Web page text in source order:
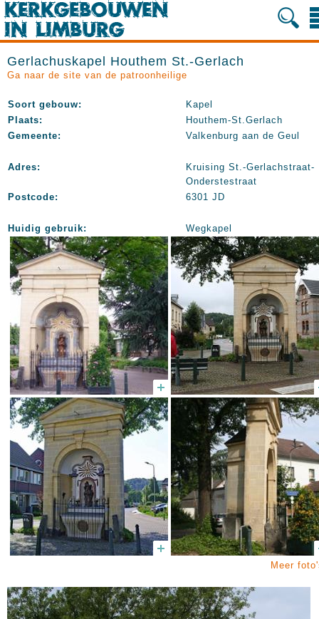
Gerlachuskapel Houthem St.-Gerlach
Ga naar de site van de patroonheilige
Soort gebouw:
Kapel
Plaats:
Houthem-St.Gerlach
Gemeente:
Valkenburg aan de Geul
Adres:
Kruising St.-Gerlachstraat-
Onderstestraat
Postcode:
6301 JD
Huidig gebruik: Wegkapel
Meer